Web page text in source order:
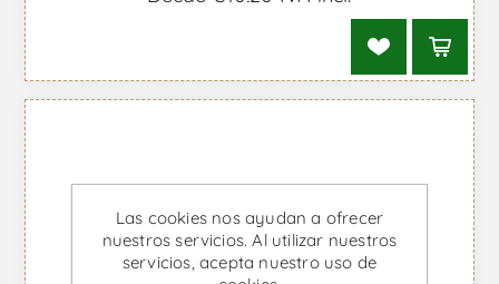
Las cookies nos ayudan a ofrecer
nuestros servicios. Al utilizar nuestros
servicios, acepta nuestro uso de